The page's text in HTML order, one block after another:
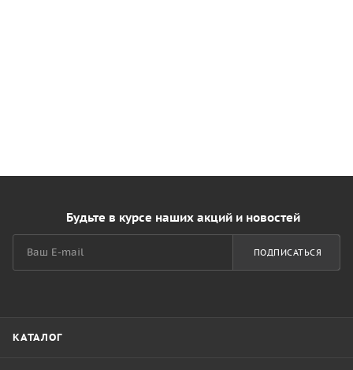
Будьте в курсе наших акций и новостей
ПОДПИСАТЬСЯ
КАТАЛОГ